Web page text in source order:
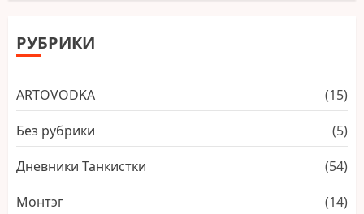
РУБРИКИ
ARTОVODKA
(15)
Без рубрики
(5)
Дневники Танкистки
(54)
Монтэг
(14)